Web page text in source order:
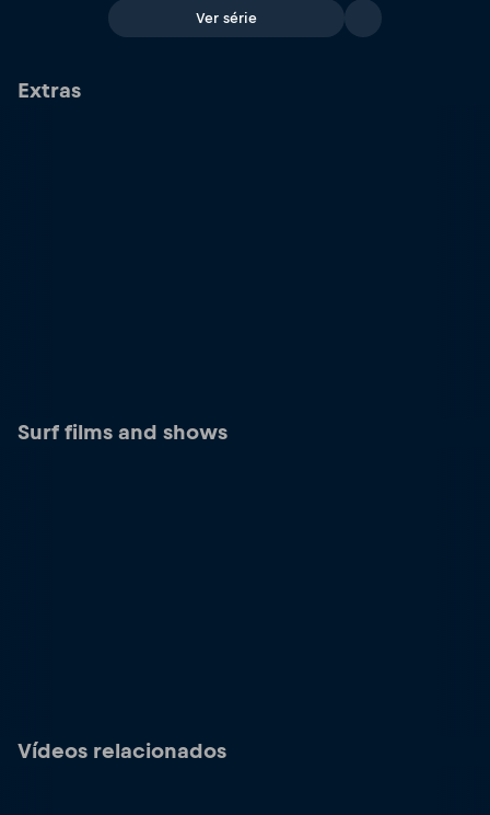
Ver série
Extras
Surf films and shows
Vídeos relacionados